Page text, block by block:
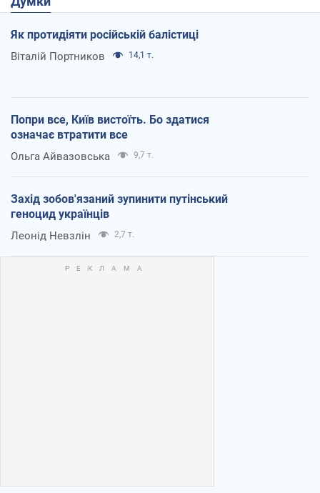
Як протидіяти російській балістиці
Віталій Портников 14,1 т.
Попри все, Київ вистоїть. Бо здатися
означає втратити все
Ольга Айвазовська 9,7 т.
Захід зобов'язаний зупинити путінський
геноцид українців
Леонід Невзлін 2,7 т.